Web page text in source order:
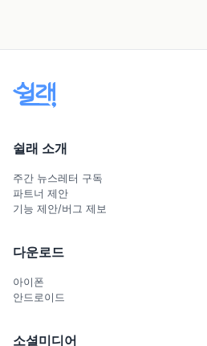
쉴래 소개
주간 뉴스레터 구독
파트너 제안
기능 제안/버그 제보
다운로드
아이폰
안드로이드
소셜미디어